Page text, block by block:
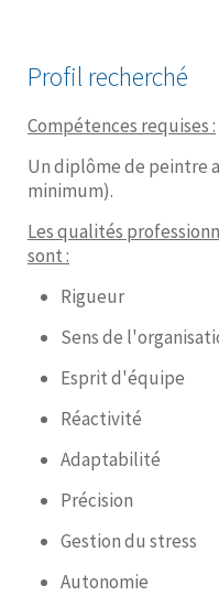
Profil recherché
Compétences requises :
Un diplôme de peintre
minimum).
Les qualités
sont :
Rigueur
Sens de
Esprit d'équipe
Réactivité
Adaptabilité
Précision
Gestion du stress
Autonomie